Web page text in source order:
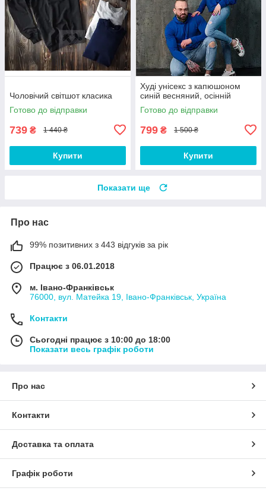
Чоловічий світшот класика
Готово до відправки
739 ₴ 1 440 ₴
Купити
Худі унісекс з капюшоном
синій весняний, осінній
Готово до відправки
799 ₴ 1 500 ₴
Купити
Показати ще
Про нас
99% позитивних з 443 відгуків за рік
Працює з 06.01.2018
м. Івано-Франківськ
76000, вул. Матейка 19, Івано-Франківськ, Україна
Контакти
Сьогодні працює з 10:00 до 18:00
Показати весь графік роботи
Про нас
Контакти
Доставка та оплата
Графік роботи